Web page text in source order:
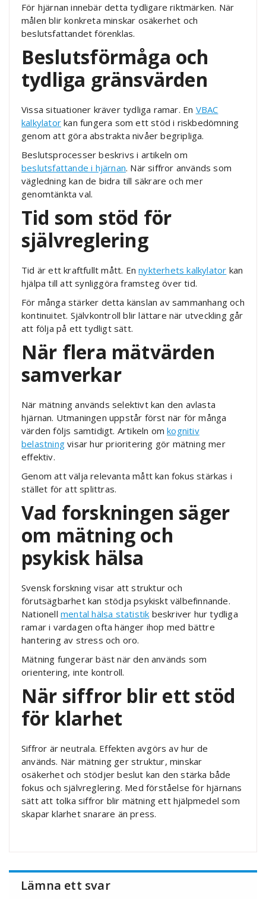
För hjärnan innebär detta tydligare riktmärken. När
målen blir konkreta minskar osäkerhet och
beslutsfattandet förenklas.
Beslutsförmåga och
tydliga gränsvärden
Vissa situationer kräver tydliga ramar. En VBAC
kalkylator kan fungera som ett stöd i riskbedömning
genom att göra abstrakta nivåer begripliga.
Beslutsprocesser beskrivs i artikeln om
beslutsfattande i hjärnan. När siffror används som
vägledning kan de bidra till säkrare och mer
genomtänkta val.
Tid som stöd för
självreglering
Tid är ett kraftfullt mått. Ennykterhets kalkylator kan
hjälpa till att synliggöra framsteg över tid.
För många stärker detta känslan av sammanhang och
kontinuitet. Självkontroll blir lättare när utveckling går
att följa på ett tydligt sätt.
När flera mätvärden
samverkar
När mätning används selektivt kan den avlasta
hjärnan. Utmaningen uppstår först när för många
värden följs samtidigt. Artikeln omkognitiv
belastning visar hur prioritering gör mätning mer
effektiv.
Genom att välja relevanta mått kan fokus stärkas i
stället för att splittras.
Vad forskningen säger
om mätning och
psykisk hälsa
Svensk forskning visar att struktur och
förutsägbarhet kan stödja psykiskt välbefinnande.
Nationell mental hälsa statistik beskriver hur tydliga
ramar i vardagen ofta hänger ihop med bättre
hantering av stress och oro.
Mätning fungerar bäst när den används som
orientering, inte kontroll.
När siffror blir ett stöd
för klarhet
Siffror är neutrala. Effekten avgörs av hur de
används. När mätning ger struktur, minskar
osäkerhet och stödjer beslut kan den stärka både
fokus och självreglering. Med förståelse för hjärnans
sätt att tolka siffror blir mätning ett hjälpmedel som
skapar klarhet snarare än press.
Lämna ett svar